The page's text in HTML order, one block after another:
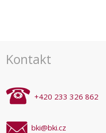
Kontakt
+420 233 326 862
bki@bki.cz